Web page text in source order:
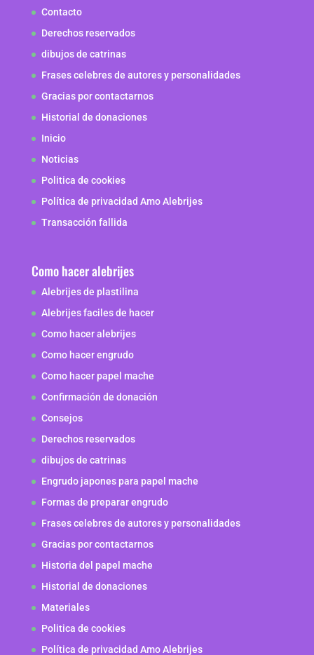
Contacto
Derechos reservados
dibujos de catrinas
Frases celebres de autores y personalidades
Gracias por contactarnos
Historial de donaciones
Inicio
Noticias
Politica de cookies
Política de privacidad Amo Alebrijes
Transacción fallida
Como hacer alebrijes
Alebrijes de plastilina
Alebrijes faciles de hacer
Como hacer alebrijes
Como hacer engrudo
Como hacer papel mache
Confirmación de donación
Consejos
Derechos reservados
dibujos de catrinas
Engrudo japones para papel mache
Formas de preparar engrudo
Frases celebres de autores y personalidades
Gracias por contactarnos
Historia del papel mache
Historial de donaciones
Materiales
Politica de cookies
Política de privacidad Amo Alebrijes